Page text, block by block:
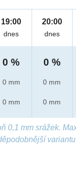
19:00
dnes
0 %
0 mm
0 mm
20:00
dnes
0 %
0 mm
0 mm
0,1 mm srážek.